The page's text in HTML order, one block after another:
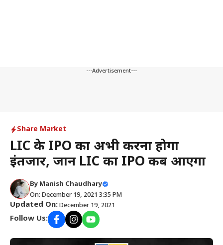
---Advertisement---
Share Market
LIC के IPO का अभी करना होगा
इंतजार, जानें LIC का IPO कब आएगा
By Manish Chaudhary
On: December 19, 2021 3:35 PM
Updated On:December 19, 2021
Follow Us: